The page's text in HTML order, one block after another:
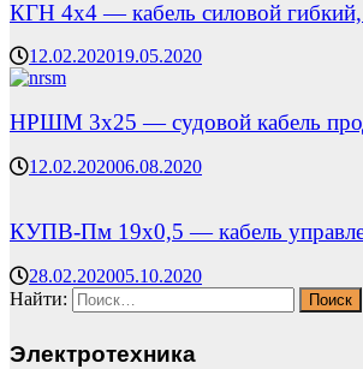
КГН 4х4 — кабель силовой
12.02.202019.05.2020
НРШМ 3х25 — судовой кабель
12.02.202006.08.2020
КУПВ-Пм 19х0,5 — кабель
28.02.202005.10.2020
Найти:
Электротехника